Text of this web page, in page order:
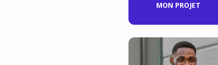
MON PROJET